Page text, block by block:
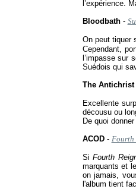
l’expérience.
Bloodbath-
On peut tiquer
Cependant,
l’impasse sur
Suédois qui
The
Excellente
décousu ou
De quoi
ACOD- Fourth
SiFourth
marquants et
on jamais,
l'album tient